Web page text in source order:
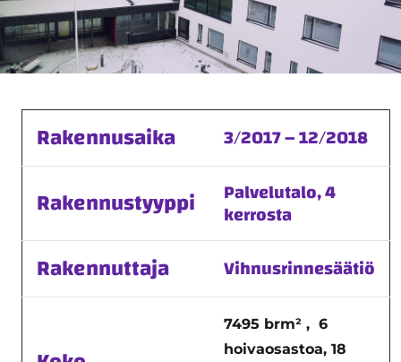
Rakennusaika 3/2017 – 12/2018
Rakennustyyppi Palvelutalo, 4
kerrosta
Rakennuttaja Vihnusrinnesäätiö
7495 brm² , 6
hoivaosastoa, 18